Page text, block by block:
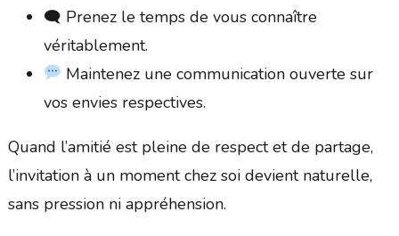
🗨 Prenez le temps de vous connaître
véritablement.
Maintenez une communication ouverte sur
vos envies respectives.
Quand l’amitié est pleine de respect et de partage,
l’invitation à un moment chez soi devient naturelle,
sans pression ni appréhension.